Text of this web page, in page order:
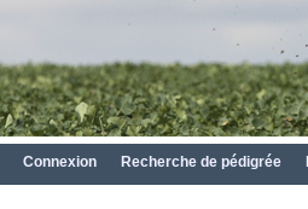
Connexion Recherche de pédigrée